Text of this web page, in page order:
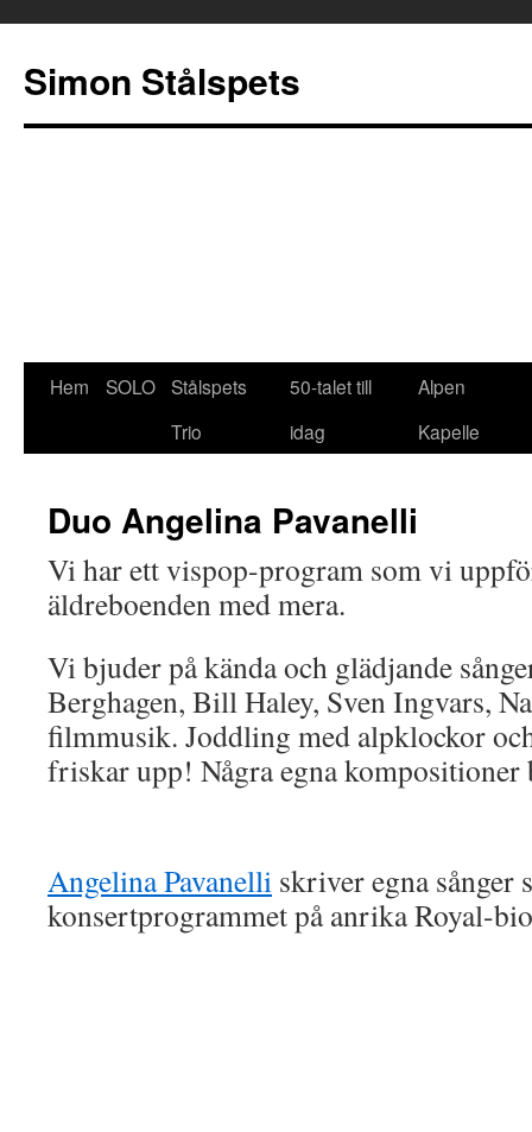
Simon Stålspets
Hoppa
Hem SOLO Stålspets
Trio
50-talet till
idag
Alpen
Kapelle
Duo Angelina Pavanelli
Vi har ett vispop-program som vi
äldreboenden med mera.
Vi bjuder på kända och glädjande
Berghagen, Bill Haley, Sven Ingvars,
filmmusik. Joddling med alpklockor
friskar upp! Några egna kompositioner
Angelina Pavanelli skriver egna sånger
konsertprogrammet på anrika Royal-